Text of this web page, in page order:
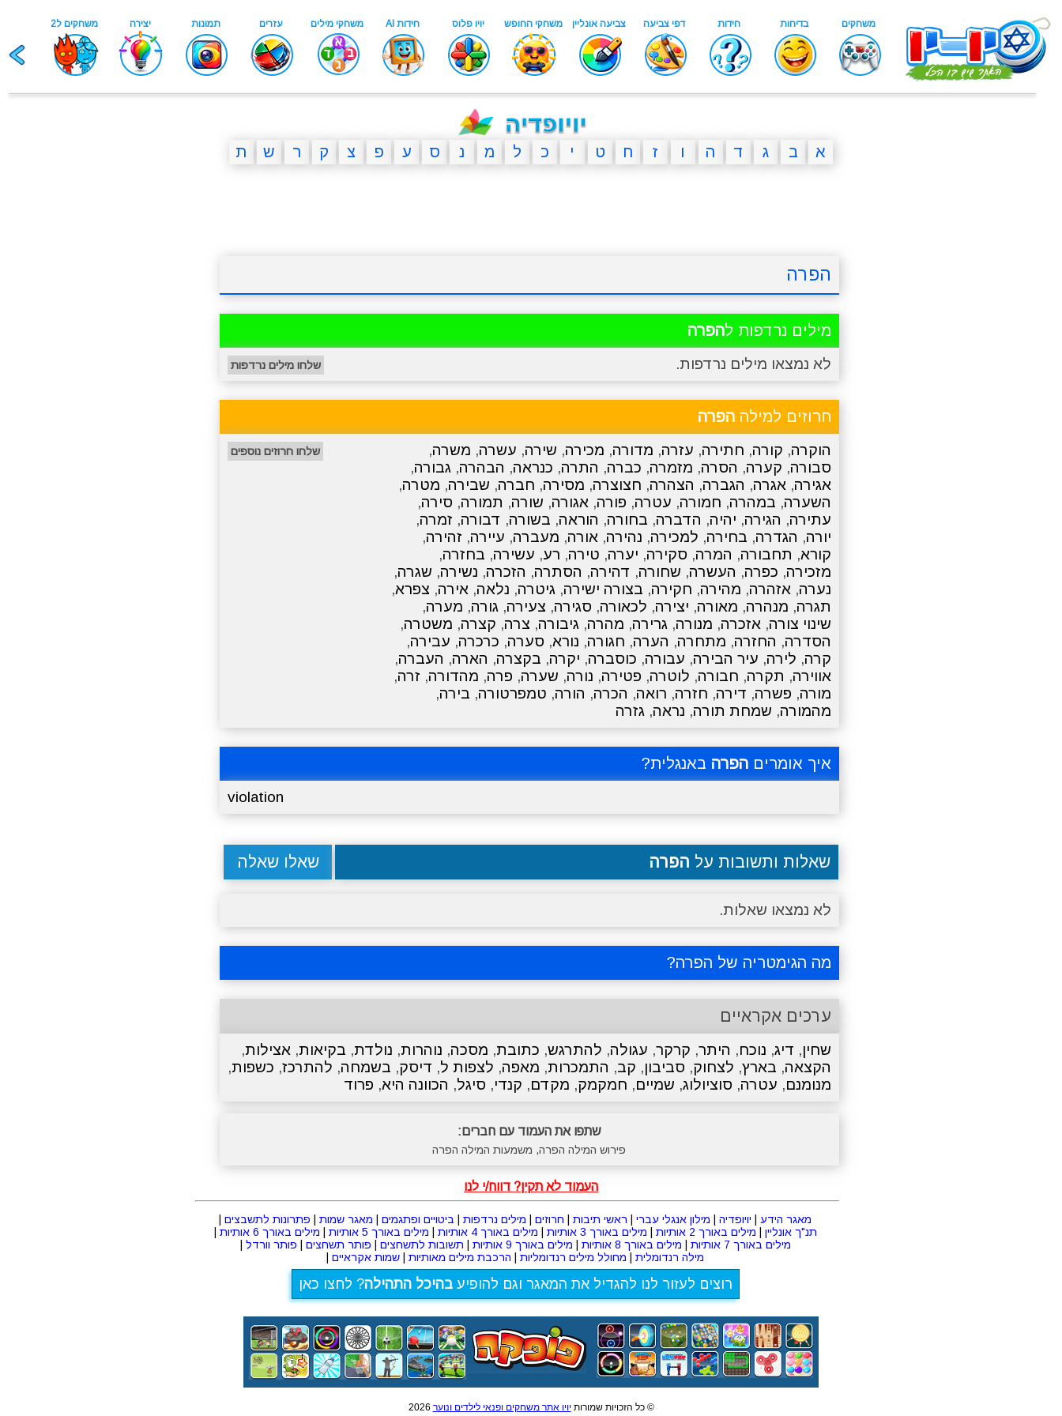
א ב ג ד ה ו ז ח ט י כ ל מ נ ס ע פ צ ק ר ש ת
הפרה
מילים נרדפות להפרה
לא נמצאו מילים נרדפות. שלחו מילים נרדפות
חרוזים למילה הפרה
הוקרה, קורה, חתירה, עזרה, מדורה, מכירה, שירה, עשרה, משרה,
סבורה, קערה, הסרה, מזמרה, כברה, התרה, כנראה, הבהרה, גבורה,
אגירה, אגרה, הגברה, הצהרה, חצוצרה, מסירה, חברה, שבירה, מטרה,
השערה, במהרה, חמורה, עטרה, פורה, אגורה, שורה, תמורה, סירה,
עתירה, הגירה, יהיה, הדברה, בחורה, הוראה, בשורה, דבורה, זמרה,
יורה, הגדרה, בחירה, למכירה, נהירה, אורה, מעברה, עיירה, זהירה,
קורא, תחבורה, המרה, סקירה, יערה, טירה, רע, עשירה, בחזרה,
מזכירה, כפרה, העשרה, שחורה, דהירה, הסתרה, הזכרה, נשירה, שגרה,
נערה, אזהרה, מהירה, חקירה, בצורה ישירה, גיטרה, נלאה, אירה, צפרא,
תגרה, מנהרה, מאורה, יצירה, לכאורה, סגירה, צעירה, גורה, מערה,
שינוי צורה, אזכרה, מנורה, גרירה, מהרה, גיבורה, צרה, קצרה, משטרה,
הסדרה, החזרה, מתחרה, הערה, חגורה, נורא, סערה, כרכרה, עבירה,
קרה, לירה, עיר הבירה, עבורה, כוסברה, יקרה, בקצרה, הארה, העברה,
אווירה, תקרה, חבורה, לוטרה, פטירה, נורה, שערה, פרה, מהדורה, זרה,
מורה, פשרה, דירה, חזרה, רואה, הכרה, הורה, טמפרטורה, בירה,
מהמורה, שמחת תורה, נראה, גזרה
שלחו חרוזים נוספים
איך אומרים הפרה באנגלית?
violation
שאלות ותשובות על הפרה שאלו שאלה
לא נמצאו שאלות.
מה הגימטריה של הפרה?
ערכים אקראיים
שחין, דיג, נוכח, היתר, קרקר, עגולה, להתרגש, כתובת, מסכה, נוהרות, נולדת, בקיאות, אצילות,
הקצאה, בארץ, לצחוק, סביבון, קב, התמכרות, מאפה, לצפות ל, דיסק, בשמחה, להתרכז, כשפות,
מנומנם, עטרה, סוציולוג, שמיים, חמקמק, מקדם, קנדי, סיגל, הכוונה היא, פרוד
שתפו את העמוד עם חברים:
פירוש המילה הפרה, משמעות המילה הפרה
העמוד לא תקין? דווח/י לנו
מאגר הידע יויופדיה מילון אנגלי עברי ראשי תיבות חרוזים מילים נרדפות ביטויים ופתגמים מאגר שמות פתרונות לתשבצים
תנ"ך אונליין
מילים באורך 2 אותיות מילים באורך 3 אותיות מילים באורך 4 אותיות מילים באורך 5 אותיות מילים באורך 6 אותיות
מילים באורך 7 אותיות
מילים באורך 8 אותיות מילים באורך 9 אותיות תשובות לתשחצים פותר תשחצים פותר וורדל
מילה רנדומלית
מחולל מילים רנדומליות הרכבת מילים מאותיות שמות אקראיים
רוצים לעזור לנו להגדיל את המאגר וגם להופיעבהיכל התהילה? לחצו כאן
© כל הזכויות שמורותיויו אתר משחקים ופנאי לילדים ונוער